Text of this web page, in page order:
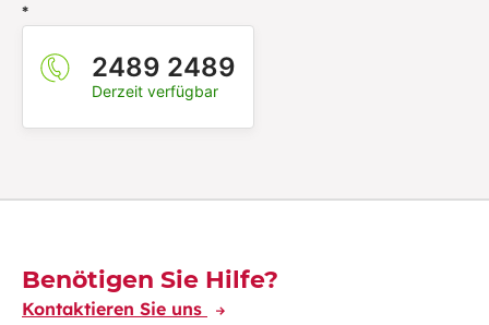
*
2489 2489
Derzeit verfügbar
Découvrez-en plus
Benötigen Sie Hilfe?
Kontaktieren Sie uns